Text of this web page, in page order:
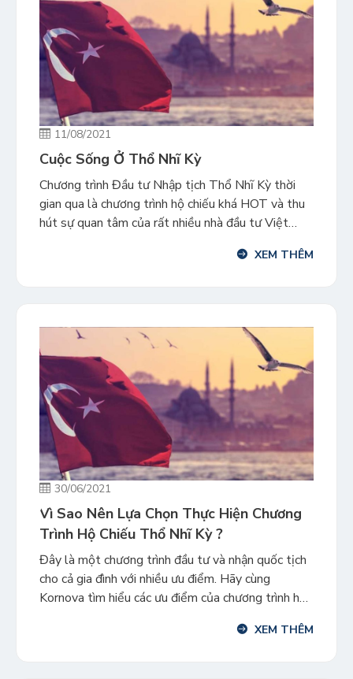
11/08/2021
Cuộc Sống Ở Thổ Nhĩ Kỳ
Chương trình Đầu tư Nhập tịch Thổ Nhĩ Kỳ thời
gian qua là chương trình hộ chiếu khá HOT và thu
hút sự quan tâm của rất nhiều nhà đầu tư Việt
nhất trong các chương trình cấp hộ chiếu hiệnXEM THÊM
30/06/2021
Vì Sao Nên Lựa Chọn Thực Hiện Chương
Trình Hộ Chiếu Thổ Nhĩ Kỳ ?
Đây là một chương trình đầu tư và nhận quốc tịch
cho cả gia đình với nhiều ưu điểm. Hãy cùng
Kornova tìm hiểu các ưu điểm của chương trình hộ
chương trình Chương trình hộ chiếu Thổ Nhĩ Kỳ có
XEM THÊM